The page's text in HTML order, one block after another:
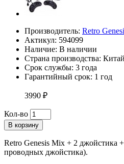
Производитель: Retro
Актикул: 594099
Наличие: В наличии
Страна производства: Китай
Срок службы: 3 года
Гарантийный срок: 1 год
3990 ₽
Кол-во
В корзину
Retro Genesis Mix + 2 джойстика
проводных джойстика).